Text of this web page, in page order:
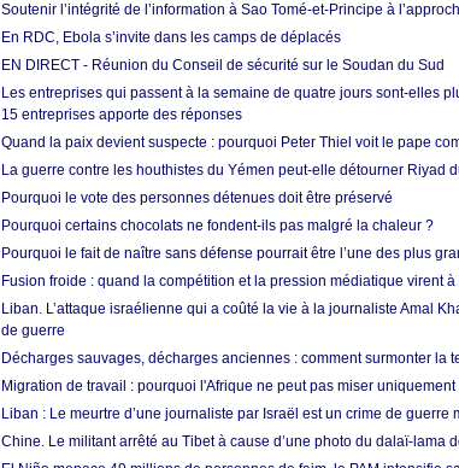
Soutenir l’intégrité de l’information à Sao Tomé-et-Principe à
En RDC, Ebola s’invite dans les camps de déplacés
EN DIRECT - Réunion du Conseil de sécurité sur le Soudan du Sud
Les entreprises qui passent à la semaine de quatre jours sont-elles
15 entreprises apporte des réponses
Quand la paix devient suspecte : pourquoi Peter Thiel voit le pape
La guerre contre les houthistes du Yémen peut-elle détourner Riyad
Pourquoi le vote des personnes détenues doit être préservé
Pourquoi certains chocolats ne fondent-ils pas malgré la chaleur ?
Pourquoi le fait de naître sans défense pourrait être l’une des plus
Fusion froide : quand la compétition et la pression médiatique virent
Liban. L’attaque israélienne qui a coûté la vie à la journaliste Amal
de guerre
Décharges sauvages, décharges anciennes : comment surmonter la
Migration de travail : pourquoi l'Afrique ne peut pas miser
Liban : Le meurtre d’une journaliste par Israël est un crime de guerre
Chine. Le militant arrêté au Tibet à cause d’une photo du dalaï-lama